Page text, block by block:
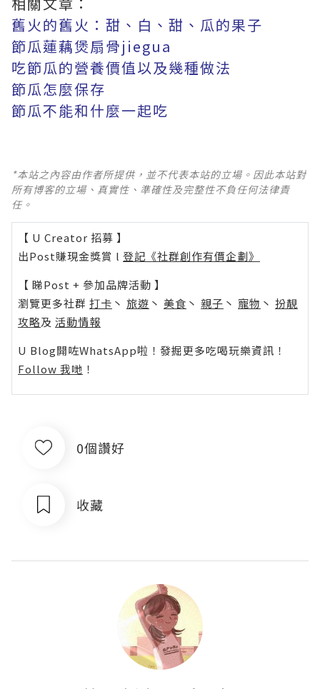
舊火的舊火：甜、白、甜、瓜的果子
節瓜蓮藕煲扇骨jiegua
吃節瓜的營養價值以及幾種做法
節瓜怎麼保存
節瓜不能和什麼一起吃
*本站之內容由作者所提供，並不代表本站的立場。因此本站對
所有博客的立場、真實性、準確性及完整性不負任何法律責
任。
【 U Creator 招募 】
出Post賺現金獎賞 l 登記《社群創作有價企劃》
【 睇Post + 參加品牌活動 】
瀏覽更多社群 打卡 丶 旅遊 丶 美食 丶 親子 丶 寵物 丶 扮靚
攻略及 活動情報
U Blog開咗WhatsApp啦！發掘更多吃喝玩樂資訊！
Follow 我哋 ！
0個讚好
收藏